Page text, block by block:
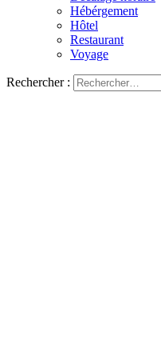
Hébérgement
Hôtel
Restaurant
Voyage
Rechercher :